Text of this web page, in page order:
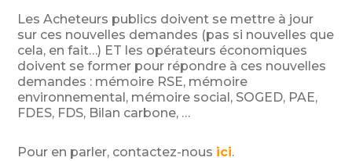
Les Acheteurs publics doivent se mettre à jour
sur ces nouvelles demandes (pas si nouvelles que
cela, en fait…) ET les opérateurs économiques
doivent se former pour répondre à ces nouvelles
demandes : mémoire RSE, mémoire
environnemental, mémoire social, SOGED, PAE,
FDES, FDS, Bilan carbone, …
Pour en parler, contactez-nous ici.